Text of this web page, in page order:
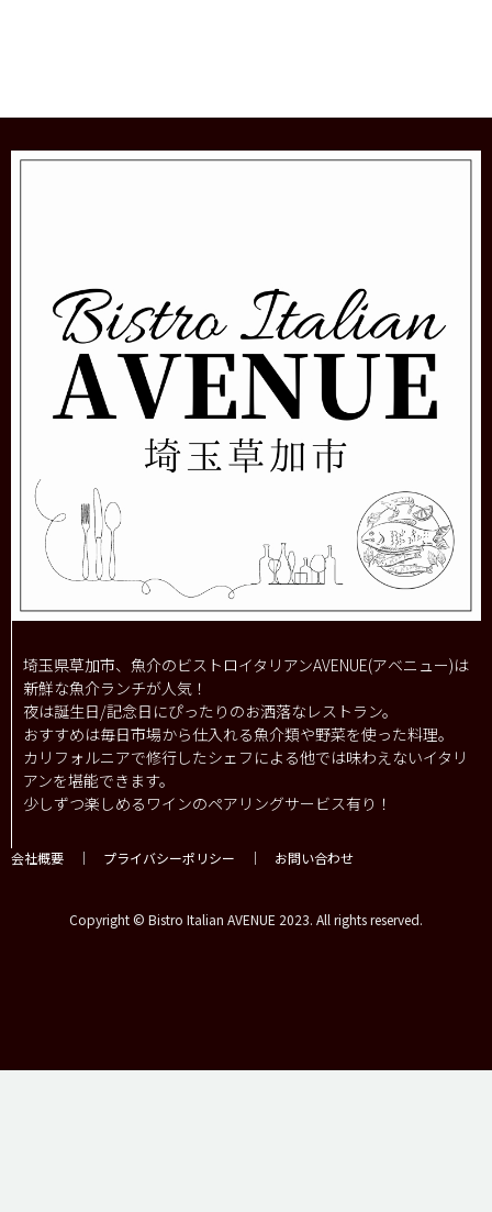
埼玉県草加市、魚介のビストロイタリアンAVENUE(アベニュー)は
新鮮な魚介ランチが人気！
夜は誕生日/記念日にぴったりのお洒落なレストラン。
おすすめは毎日市場から仕入れる魚介類や野菜を使った料理。
カリフォルニアで修行したシェフによる他では味わえないイタリ
アンを堪能できます。
少しずつ楽しめるワインのペアリングサービス有り！
会社概要 ｜ プライバシーポリシー ｜ お問い合わせ
Copyright © Bistro Italian AVENUE 2023. All rights reserved.